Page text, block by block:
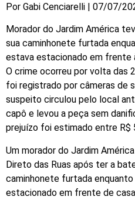
Por Gabi Cenciarelli | 07/07/
Morador do Jardim América
sua caminhonete furtada
estava estacionado em frente
O crime ocorreu por volta das
foi registrado por câmeras de
suspeito circulou pelo local
capô e levou a peça sem
prejuízo foi estimado entre R$
Um morador do Jardim
Direto das Ruas após ter a
caminhonete furtada
estacionado em frente de